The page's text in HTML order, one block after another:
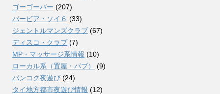
ゴーゴーバー (207)
バービア・ソイ６ (33)
ジェントルマンズクラブ (67)
ディスコ・クラブ (7)
MP・マッサージ系情報 (10)
ローカル系（置屋・パブ）
(9)
バンコク夜遊び (24)
タイ地方都市夜遊び情報 (12)